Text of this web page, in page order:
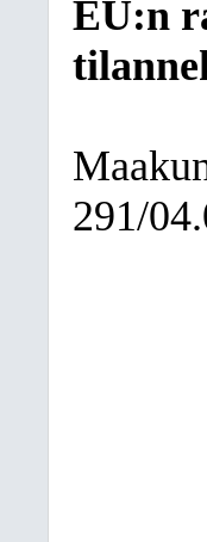
EU:n
291/